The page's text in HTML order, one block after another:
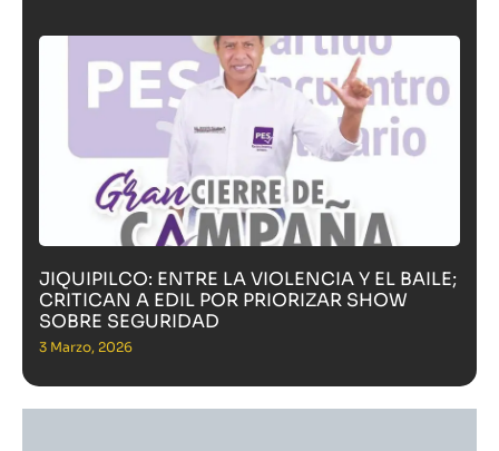
JIQUIPILCO: ENTRE LA VIOLENCIA Y EL BAILE;
CRITICAN A EDIL POR PRIORIZAR SHOW
SOBRE SEGURIDAD
3 Marzo, 2026